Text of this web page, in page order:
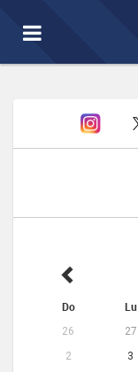
Toggle
navigation
Do Lu
26 27
2
3